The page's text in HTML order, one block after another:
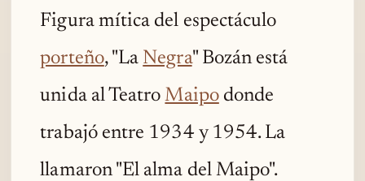
Figura mítica del espectáculo
porteño, "La Negra" Bozán está
unida al TeatroMaipodonde
trabajó entre 1934 y 1954. La
llamaron "El alma del Maipo".